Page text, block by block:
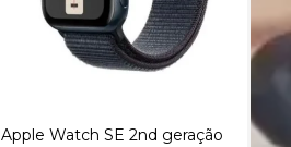
Apple Watch SE 2nd geração